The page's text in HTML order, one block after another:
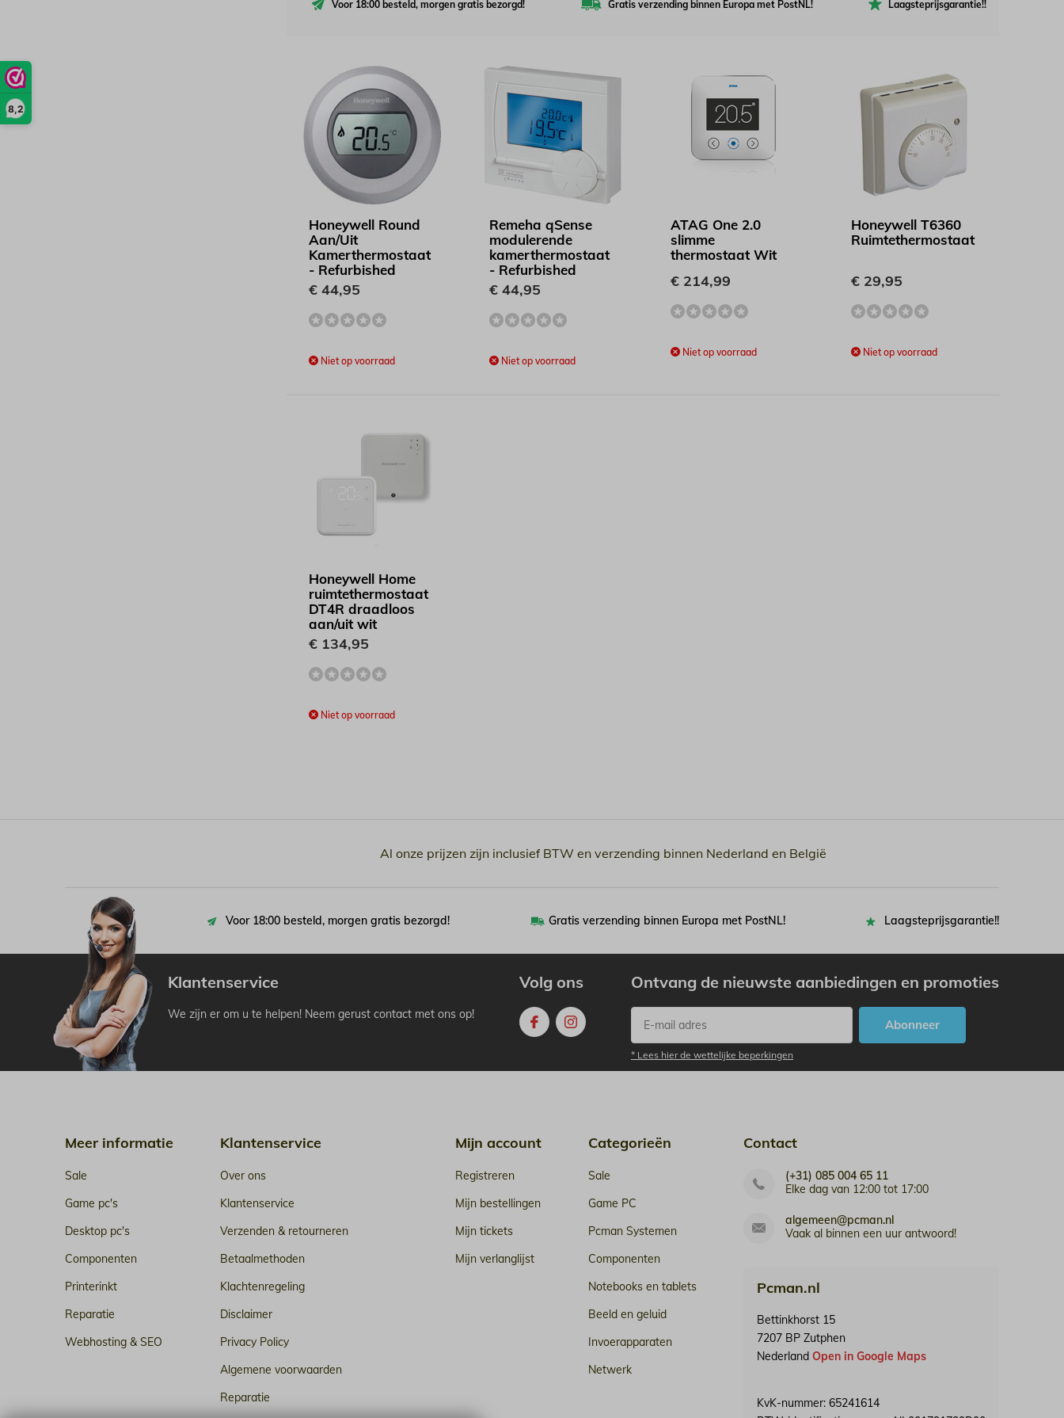
8,2
Voor 18:00 besteld, morgen gratis bezorgd! Gratis verzending binnen Europa met PostNL! Laagsteprijsgarantie!!
Honeywell Round
Aan/Uit
Kamerthermostaat
- Refurbished
€ 44,95
Niet op voorraad
Remeha qSense
modulerende
kamerthermostaat
- Refurbished
€ 44,95
Niet op voorraad
ATAG One 2.0
slimme
thermostaat Wit
€ 214,99
Niet op voorraad
Honeywell T6360
Ruimtethermostaat
€ 29,95
Niet op voorraad
Honeywell Home
ruimtethermostaat
DT4R draadloos
aan/uit wit
€ 134,95
Niet op voorraad
Al onze prijzen zijn inclusief BTW en verzending binnen Nederland en België
Voor 18:00 besteld, morgen gratis bezorgd! Gratis verzending binnen Europa met PostNL! Laagsteprijsgarantie!!
Klantenservice
We zijn er om u te helpen! Neem gerust contact met ons op!
Volg ons Ontvang de nieuwste aanbiedingen en promoties
Abonneer
* Lees hier de wettelijke beperkingen
Meer informatie
Sale
Game pc's
Desktop pc's
Componenten
Printerinkt
Reparatie
Webhosting & SEO
Klantenservice
Over ons
Klantenservice
Verzenden & retourneren
Betaalmethoden
Klachtenregeling
Disclaimer
Privacy Policy
Algemene voorwaarden
Reparatie
Mijn account
Registreren
Mijn bestellingen
Mijn tickets
Mijn verlanglijst
Categorieën
Sale
Game PC
Pcman Systemen
Componenten
Notebooks en tablets
Beeld en geluid
Invoerapparaten
Netwerk
Contact
(+31) 085 004 65 11
Elke dag van 12:00 tot 17:00
algemeen@pcman.nl
Vaak al binnen een uur antwoord!
Pcman.nl
Bettinkhorst 15
7207 BP Zutphen
Nederland Open in Google Maps
KvK-nummer: 65241614